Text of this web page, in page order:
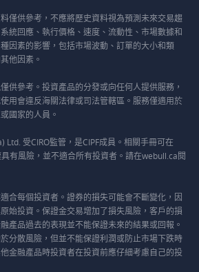
僅供參考，不應將歷史資料視為預測未來交易趨
統回應、執行價格、速度、流動性、市場數據和
因素的影響，包括市場波動、訂單的大小和類
他因素。
供參考。投資產品的分發或向任何人提供服務，
用會違反海關法律或司法管轄區。服務僅適用於
國家的人員。
受CIRO監管，是CIPF成員。相關手冊可在
有風險，並不適合所有投資者。請在webull.ca閱
合每個投資者。證券的損失可能會不斷變化，因
始投資。保證金交易增加了損失風險，客戶的損
產品過去的表現並不能保證未來的結果或回報。
分散風險，但並不能保證利潤或防止市場下跌時
金融產品時投資者在投資前應仔細考慮自己的投